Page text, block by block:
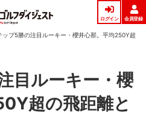
ログイン 会員登録
ップ5勝の注目ルーキー・櫻井心那。平均250Y超
目ルーキー・櫻
超の飛距離と